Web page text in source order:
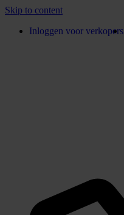
Skip to content
Inloggen voor verkopers